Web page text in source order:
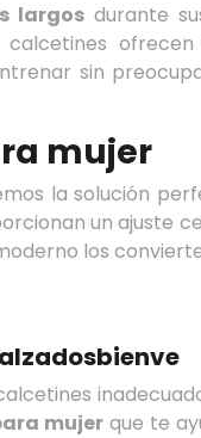
largos durante
calcetines
sin
mujer
la solución
un ajuste
los
mujer que te